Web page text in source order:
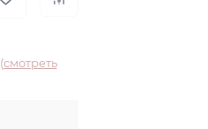
(смотреть